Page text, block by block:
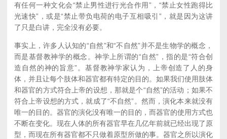
有任何一种文化会“禁止男性进行光合作用”，“禁止女性跑得比
光速快”，或是“禁止带负电荷的电子互相吸引”，就是因为这讲
了只是白讲，完全没有必要。
事实上，许多人认知的“自然”和“不自然”并不是生物学的概念，
而是基督教神学的概念。神学上所谓的“自然”，指的是“符合创
造自然的神的旨意”。基督教神学家认为，上帝创造了人的身
体，并且让每个肢体和器官都有特定的目的。如果我们使用肢体
和器官的方式符合上帝的设想，那就是个“自然”的活动；如果不
符合上帝设想的方式，就成了“不自然”。然而，演化本来就没有
唯一的目的。器官的演化没有唯一的目的，而器官的使用方式也
不断在变化。现在人体的所有器官早在几亿年前就已经出现了原
型，而现在所有器官都不只做着原型所做的事。器官之所以演化